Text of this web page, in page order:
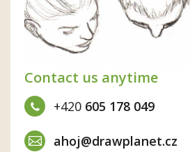
Contact us anytime
+420 605 178 049
ahoj@drawplanet.cz